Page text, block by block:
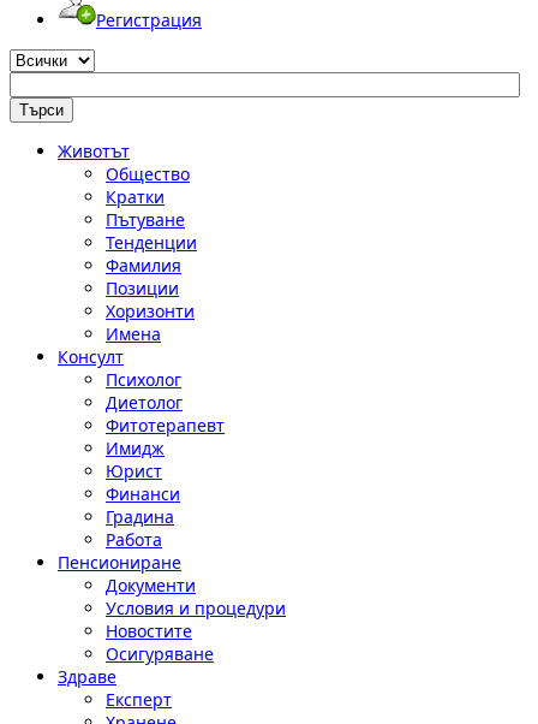
Регистрация
Животът
Общество
Кратки
Пътуване
Тенденции
Фамилия
Позиции
Хоризонти
Имена
Консулт
Психолог
Диетолог
Фитотерапевт
Имидж
Юрист
Финанси
Градина
Работа
Пенсиониране
Документи
Условия и процедури
Новостите
Осигуряване
Здраве
Експерт